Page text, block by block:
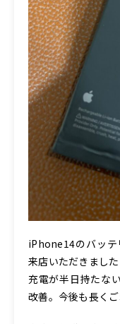
iPhone14のバッ
来店いただきました
充電が半日持たな
改善。今後も長く